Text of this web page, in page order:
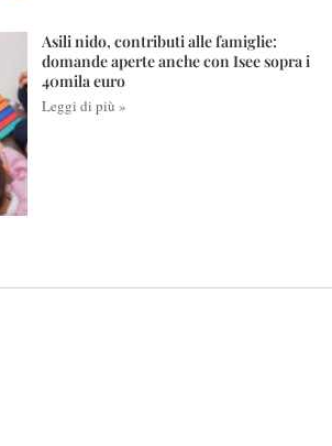
Asili nido, contributi alle famiglie:
domande aperte anche con Isee sopra i
40mila euro
Leggi di più »